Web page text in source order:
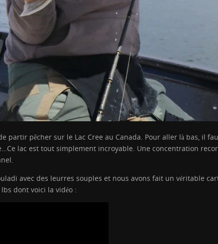
de partir pêcher sur le Lac Cree au Canada. Pour aller là bas,
lac est tout simplement incroyable. Une concentration
avec des leurres souples et nous avons fait un véritable
dont voici la vidéo :